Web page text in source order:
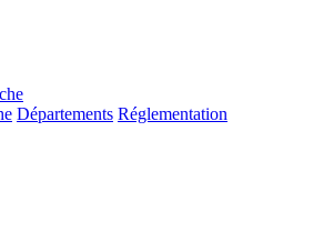
Départements Réglementation